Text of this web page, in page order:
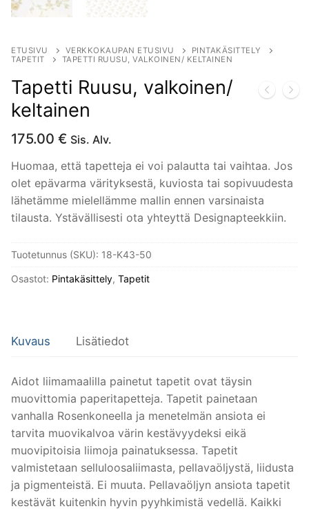
ETUSIVU VERKKOKAUPAN ETUSIVU
PINTAKÄSITTELY
TAPETIT
TAPETTI RUUSU, VALKOINEN/ KELTAINEN
Tapetti Ruusu, valkoinen/
keltainen
175.00 € Sis. Alv.
Huomaa, että tapetteja ei voi palautta tai vaihtaa. Jos
olet epävarma värityksestä, kuviosta tai sopivuudesta
lähetämme mielellämme mallin ennen varsinaista
tilausta. Ystävällisesti ota yhteyttä Designapteekkiin.
Tuotetunnus (SKU): 18-K43-50
Osastot: Pintakäsittely, Tapetit
Kuvaus Lisätiedot
Aidot liimamaalilla painetut tapetit ovat täysin
muovittomia paperitapetteja. Tapetit painetaan
vanhalla Rosenkoneella ja menetelmän ansiota ei
tarvita muovikalvoa värin kestävyydeksi eikä
muovipitoisia liimoja painatuksessa. Tapetit
valmistetaan selluloosaliimasta, pellavaöljystä, liidusta
ja pigmenteistä. Ei muuta. Pellavaöljyn ansiota tapetit
kestävät kuitenkin hyvin pyyhkimistä vedellä. Kaikki